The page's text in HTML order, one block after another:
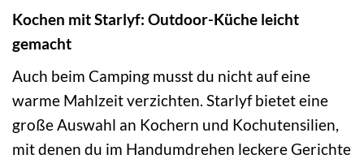
Kochen mit Starlyf: Outdoor-Küche leicht
gemacht
Auch beim Camping musst du nicht auf eine
warme Mahlzeit verzichten. Starlyf bietet eine
große Auswahl an Kochern und Kochutensilien,
mit denen du im Handumdrehen leckere Gerichte